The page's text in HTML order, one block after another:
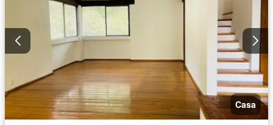
Casa